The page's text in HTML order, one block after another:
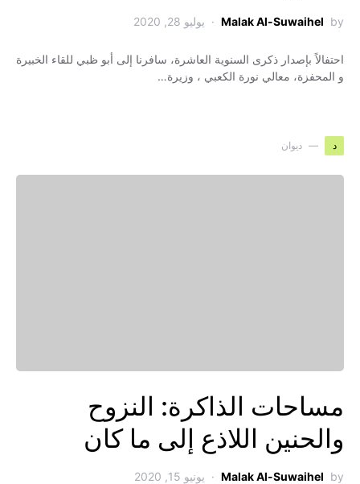
by
Malak Al-Suwaihel يوليو 28, 2020
احتفالاً بإصدار ذكرى السنوية العاشرة، سافرنا إلى أبو ظبي للقاء الخبيرة
و المحفزة، معالي نورة الكعبي ، وزيرة…
د ديوان
مساحات الذاكرة: النزوح
والحنين اللاذع إلى ما كان
by
Malak Al-Suwaihel يونيو 15, 2020